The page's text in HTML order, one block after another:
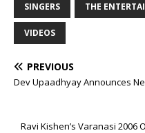
SINGERS THE
VIDEOS
PREVIOUS
Dev Upaadhyay Announces
Ravi Kishen’s Varanasi 2006